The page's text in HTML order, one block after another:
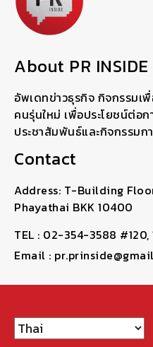
About PR INSIDE
อัพเดทข่าวธุรกิจ กิจกรรมเ
คนรุ่นใหม่ เพื่อประโยชน์ต่อ
ประชาสัมพันธ์และกิจกรรมก
Contact
Address: T-Building
Phayathai BKK 10400
TEL : 02-354-3588 #120,
Email :